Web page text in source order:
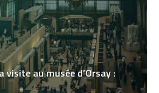
visite au musée d’Orsay :